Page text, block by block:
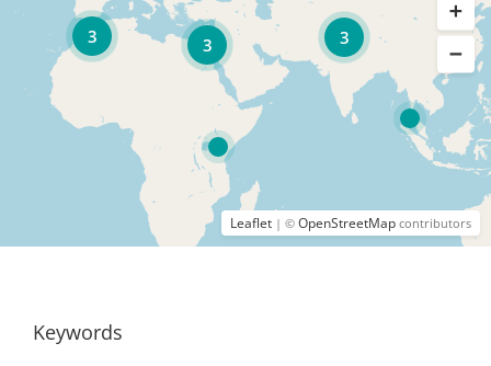
3
3
3
Leaflet | © OpenStreetMap contributors
Keywords